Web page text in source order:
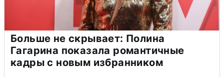
Больше не скрывает: Полина
Гагарина показала романтичные
кадры с новым избранником